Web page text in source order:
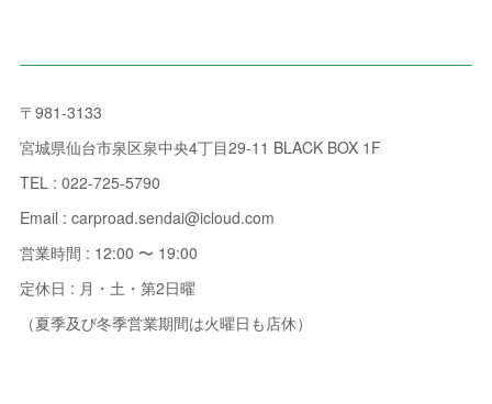
〒981-3133
宮城県仙台市泉区泉中央4丁目29-11 BLACK BOX 1F
TEL : 022-725-5790
Email : carproad.sendai@icloud.com
営業時間 : 12:00 〜 19:00
定休日 : 月・土・第2日曜
（夏季及び冬季営業期間は火曜日も店休）